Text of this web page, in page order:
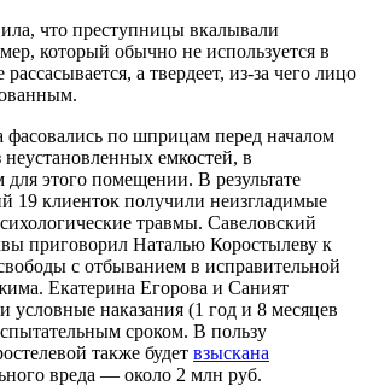
что преступницы вкалывали
который обычно не используется в
а твердеет, из-за чего лицо
по шприцам перед началом
емкостей, в
этого помещении. В результате
19 клиенток получили неизгладимые
травмы. Савеловский
приговорил Наталью Коростылеву к
с отбыванием в исправительной
Екатерина Егорова и Саният
условные наказания (1 год и 8 месяцев
сроком. В пользу
также будет взыскана
вреда — около 2 млн руб.